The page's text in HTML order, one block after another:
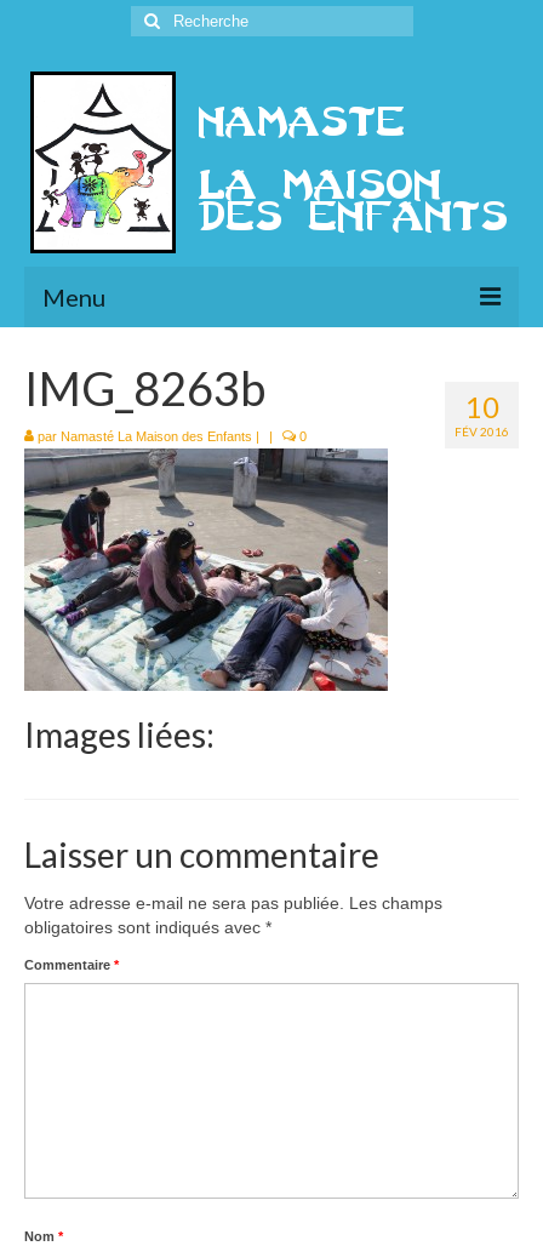
Rechercher
:
Menu
Présentation
l’Ethique
Historique
Le Népal
Documents
Parrainages
Actualités
10
FÉV 2016
IMG_8263b
par Namasté La Maison des Enfants | | 0
Images liées:
Laisser un commentaire
Votre adresse e-mail ne sera pas publiée.
Les champs
obligatoires sont indiqués avec *
Commentaire *
Nom *